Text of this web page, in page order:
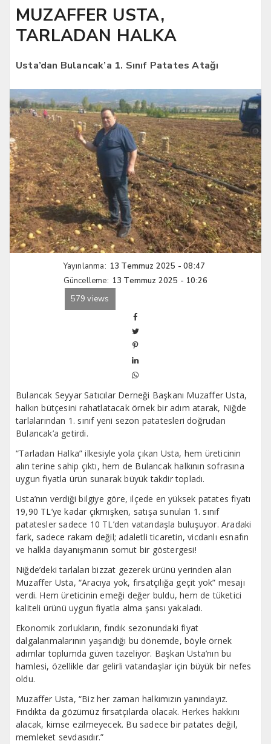
MUZAFFER USTA,
TARLADAN HALKA
Usta’dan Bulancak’a 1. Sınıf Patates Atağı
Yayınlanma: 13 Temmuz 2025 - 08:47
Güncelleme: 13 Temmuz 2025 - 10:26
579 views
Bulancak Seyyar Satıcılar Derneği Başkanı Muzaffer Usta,
halkın bütçesini rahatlatacak örnek bir adım atarak, Niğde
tarlalarından 1. sınıf yeni sezon patatesleri doğrudan
Bulancak’a getirdi.
“Tarladan Halka” ilkesiyle yola çıkan Usta, hem üreticinin
alın terine sahip çıktı, hem de Bulancak halkının sofrasına
uygun fiyatla ürün sunarak büyük takdir topladı.
Usta’nın verdiği bilgiye göre, ilçede en yüksek patates fiyatı
19,90 TL’ye kadar çıkmışken, satışa sunulan 1. sınıf
patatesler sadece 10 TL’den vatandaşla buluşuyor. Aradaki
fark, sadece rakam değil; adaletli ticaretin, vicdanlı esnafın
ve halkla dayanışmanın somut bir göstergesi!
Niğde’deki tarlaları bizzat gezerek ürünü yerinden alan
Muzaffer Usta, “Aracıya yok, fırsatçılığa geçit yok” mesajı
verdi. Hem üreticinin emeği değer buldu, hem de tüketici
kaliteli ürünü uygun fiyatla alma şansı yakaladı.
Ekonomik zorlukların, fındık sezonundaki fiyat
dalgalanmalarının yaşandığı bu dönemde, böyle örnek
adımlar toplumda güven tazeliyor. Başkan Usta’nın bu
hamlesi, özellikle dar gelirli vatandaşlar için büyük bir nefes
oldu.
Muzaffer Usta, “Biz her zaman halkımızın yanındayız.
Fındıkta da gözümüz fırsatçılarda olacak. Herkes hakkını
alacak, kimse ezilmeyecek. Bu sadece bir patates değil,
memleket sevdasıdır.”